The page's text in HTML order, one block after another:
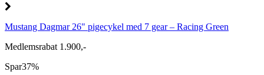
Mustang Dagmar 26" pigecykel med 7 gear – Racing Green
Medlemsrabat 1.900,-
Spar37%